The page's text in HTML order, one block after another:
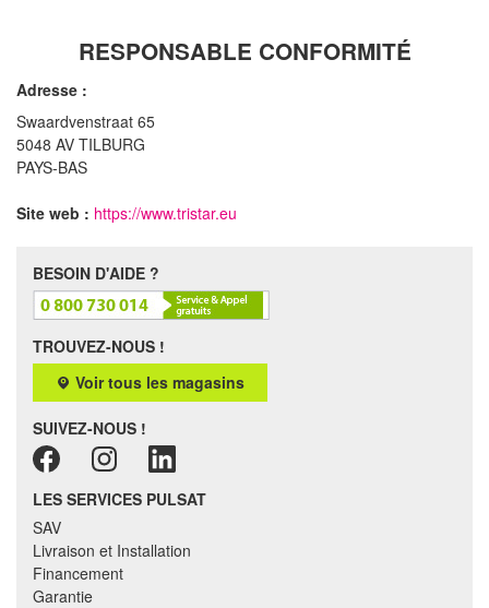
RESPONSABLE CONFORMITÉ
Adresse :
Swaardvenstraat 65
5048 AV TILBURG
PAYS-BAS
Site web : https://www.tristar.eu
BESOIN D'AIDE ?
TROUVEZ-NOUS !
Voir tous les magasins
SUIVEZ-NOUS !
LES SERVICES PULSAT
SAV
Livraison et Installation
Financement
Garantie